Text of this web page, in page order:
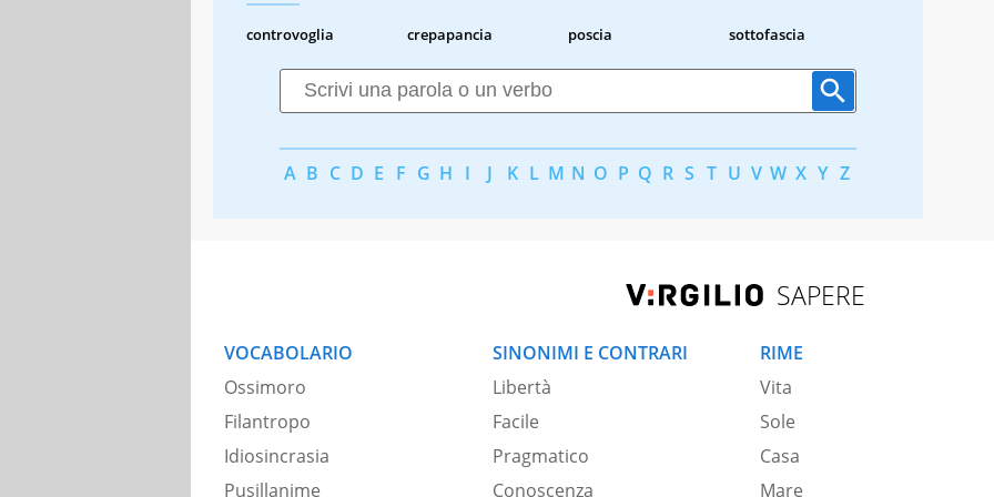
controvoglia crepapancia poscia sottofascia
A B C D E F G H I J K L M N O P Q R S T U V W X Y Z
SAPERE
VOCABOLARIO
Ossimoro
Filantropo
Idiosincrasia
Pusillanime
SINONIMI E CONTRARI
Libertà
Facile
Pragmatico
Conoscenza
RIME
Vita
Sole
Casa
Mare